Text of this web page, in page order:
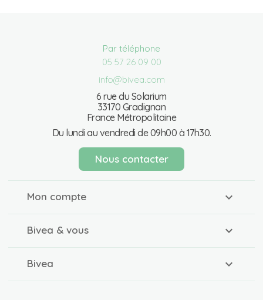
Par téléphone
05 57 26 09 00
info@bivea.com
6 rue du Solarium
33170 Gradignan
France Métropolitaine
Du lundi au vendredi de 09h00 à 17h30.
Nous contacter
Mon compte
Bivea & vous
Bivea